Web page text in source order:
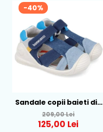
-40%
Sandale copii baieti din
textil Biomecanics,
Albastru - 262186-A008
209,00 Lei
125,00 Lei